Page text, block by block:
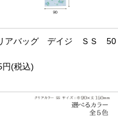
アバッグ デイジ ＳＳ 50
円(税込)